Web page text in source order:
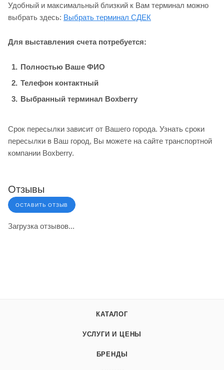
Удобный и максимальный близкий к Вам терминал можно
выбрать здесь: Выбрать терминал СДЕК
Для выставления счета потребуется:
Полностью Ваше ФИО
Телефон контактный
Выбранный терминал Boxberry
Срок пересылки зависит от Вашего города. Узнать сроки
пересылки в Ваш город, Вы можете на сайте транспортной
компании Boxberry.
Отзывы
ОСТАВИТЬ ОТЗЫВ
Загрузка отзывов...
КАТАЛОГ
УСЛУГИ И ЦЕНЫ
БРЕНДЫ